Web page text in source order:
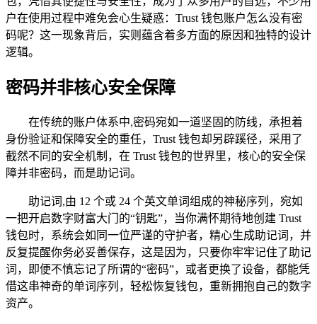
户在使用过程中难免会心生疑惑：Trust 钱包账户怎么没有密
码呢？这一现象背后，实则蕴含着多方面的原因和独特的设计
逻辑。
密码并非核心安全保障
在传统的账户体系中,密码宛如一道坚固的防线，承担着
身份验证和保障安全的重任，Trust 钱包却另辟蹊径，采用了
截然不同的安全机制，在 Trust 钱包的世界里，核心的安全保
障并非密码，而是助记词。
助记词,由 12 个或 24 个英文单词组成的神秘序列，宛如
一把开启数字财富大门的“钥匙”，当你满怀期待地创建 Trust
钱包时，系统会如同一位严谨的守护者，精心生成助记词，并
反复提醒你务必妥善保存，这是因为，只要你牢牢记住了助记
词，即便不慎忘记了所谓的“密码”，或者更换了设备，都能凭
借这串神奇的单词序列，轻松恢复钱包，重新拥抱自己的数字
资产。